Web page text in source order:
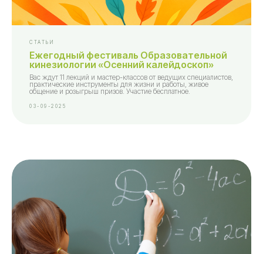
СТАТЬИ
Ежегодный фестиваль Образовательной
кинезиологии «Осенний калейдоскоп»
Вас ждут 11 лекций и мастер-классов от ведущих специалистов,
практические инструменты для жизни и работы, живое
общение и розыгрыш призов. Участие бесплатное.
03-09-2025